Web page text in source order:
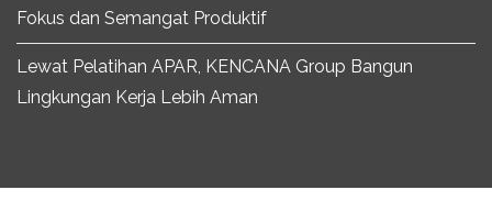
Fokus dan Semangat Produktif
Lewat Pelatihan APAR, KENCANA Group Bangun
Lingkungan Kerja Lebih Aman